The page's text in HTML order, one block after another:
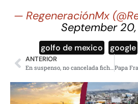
— RegeneraciónMx
September
golfo de mexico google
ANTERIOR
En suspenso, no cancelada ficha roja de Interpol a Cabeza de Vaca